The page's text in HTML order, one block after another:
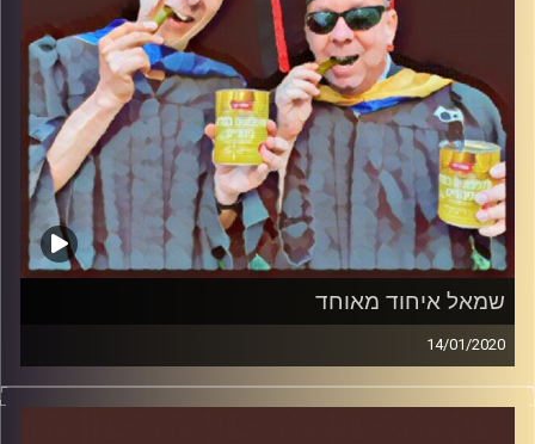
שמאל איחוד מאוחד
14/01/2020
החמוצים – בפעם השלישית.